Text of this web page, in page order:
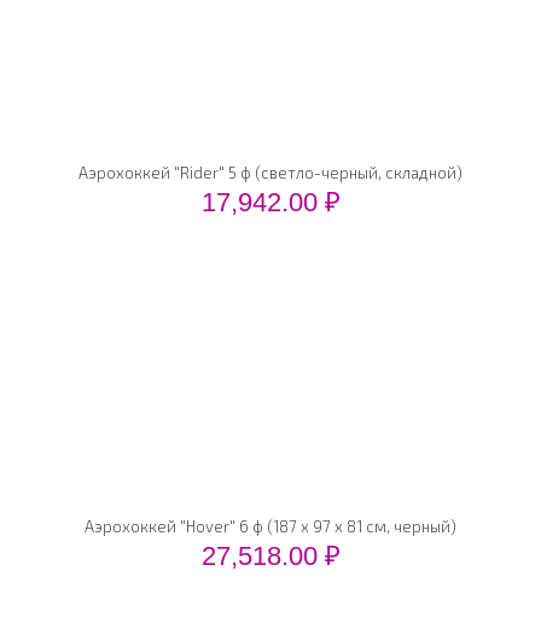
Аэрохоккей "Rider" 5 ф (светло-черный, складной)
17,942.00 ₽
Аэрохоккей "Hover" 6 ф (187 х 97 х 81 см, черный)
27,518.00 ₽